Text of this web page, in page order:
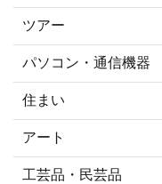
ツアー
パソコン・通信機器
住まい
アート
工芸品・民芸品